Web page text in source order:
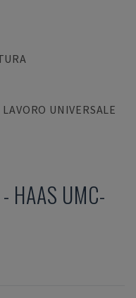
UNIVERSALE
- HAAS UMC-